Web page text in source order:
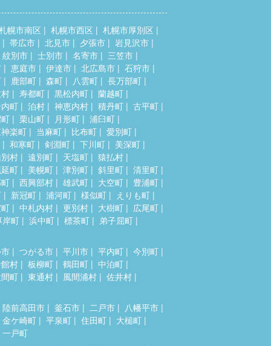
幌市南区 札幌市西区
札幌市厚別区
帯広市
北見市 夕張市
岩見沢市
紋別市
士別市 名寄市
三笠市
恵庭市 伊達市 北広島市
石狩市
鹿部町 森町 八雲町
長万部町
寿都町 黒松内町
蘭越町
町
泊村 神恵内村 積丹町
古平町
栗山町 月形町
浦臼町
楽町
当麻町 比布町
愛別町
和寒町
剣淵町 下川町
美深町
村
遠別町 天塩町
猿払村
町
美幌町 津別町 斜里町
清里町
西興部村 雄武町 大空町
豊浦町
新冠町 浦河町 様似町
えりも町
中札内村 更別村 大樹町
広尾町
岸町
浜中町 標茶町 弟子屈町
つがる市 平川市 平内町
今別町
村
板柳町 鶴田町
中泊町
町
東通村 風間浦村 佐井村
陸前高田市 釜石市 二戸市
八幡平市
金ケ崎町
平泉町 住田町
大槌町
一戸町